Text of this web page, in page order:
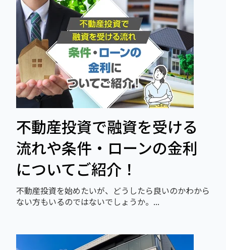
不動産投資で融資を受ける
流れや条件・ローンの金利
についてご紹介！
不動産投資を始めたいが、どうしたら良いのかわから
ない方もいるのではないでしょうか。...